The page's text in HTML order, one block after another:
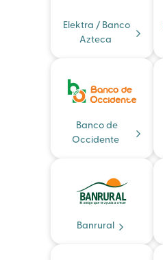
Elektra / Banco
Azteca
Banco de
Occidente
Banrural